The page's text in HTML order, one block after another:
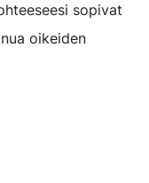
sopivat
oikeiden